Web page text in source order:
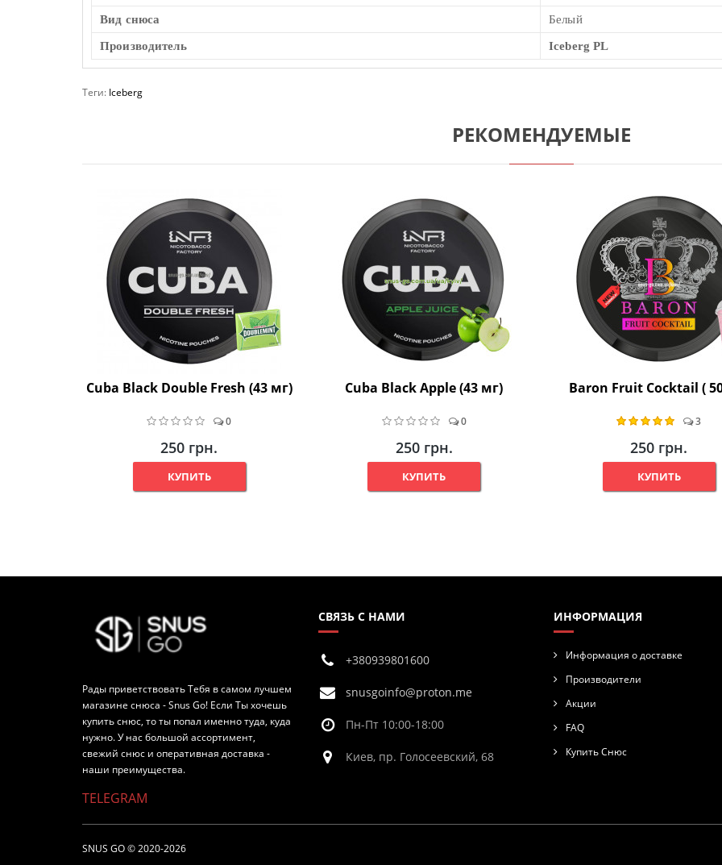
Вид снюса Белый
Производитель Iceberg PL
Теги: Iceberg
РЕКОМЕНДУЕМЫЕ
Cuba Black Double Fresh (43 мг)
0
250 грн.
КУПИТЬ
Cuba Black Apple (43 мг)
0
250 грн.
КУПИТЬ
Baron Fruit Cocktail (
3
250 грн.
КУПИТЬ
Рады приветствовать Тебя в самом лучшем
магазине снюса - Snus Go! Если Ты хочешь
купить снюс, то ты попал именно туда, куда
нужно. У нас большой ассортимент,
свежий снюс и оперативная доставка -
наши преимущества.
TELEGRAM
СВЯЗЬ С НАМИ
+380939801600
snusgoinfo@proton.me
Пн-Пт 10:00-18:00
Киев, пр. Голосеевский, 68
ИНФОРМАЦИЯ
Информация о доставке
Производители
Акции
FAQ
Купить Снюс
SNUS GO © 2020-2026